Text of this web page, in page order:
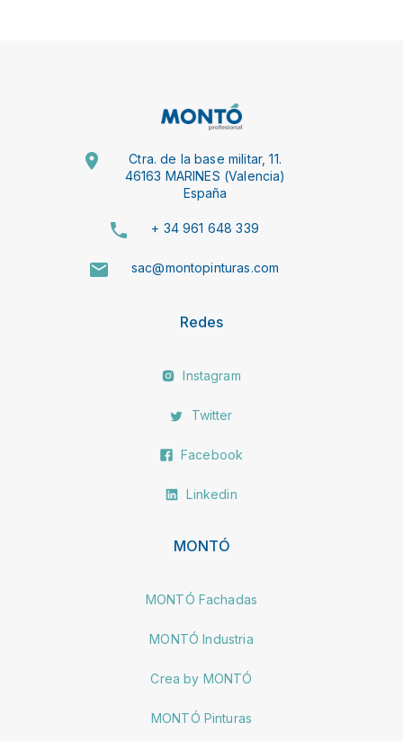
Ctra. de la base militar, 11.
46163 MARINES (Valencia)
España
+ 34 961 648 339
sac@montopinturas.com
Redes
Instagram
Twitter
Facebook
Linkedin
MONTÓ
MONTÓ Fachadas
MONTÓ Industria
Crea by MONTÓ
MONTÓ Pinturas